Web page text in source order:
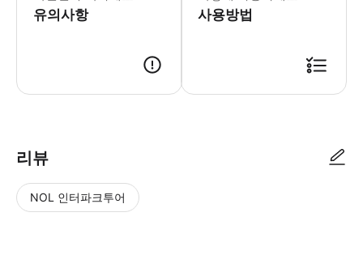
유의사항 사용방법
리뷰
NOL 인터파크투어